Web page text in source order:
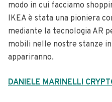
modo in cui facciamo
IKEA è stata una pioniera
mediante la tecnologia AR
mobili nelle nostre stanze
appariranno.
DANIELE MARINELLI